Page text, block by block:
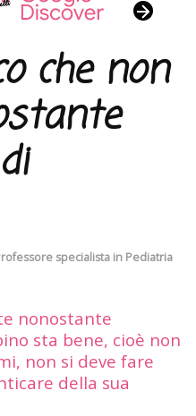
che non
specialista in Pediatria
nonostante
sta bene, cioè non
non si deve fare
della sua